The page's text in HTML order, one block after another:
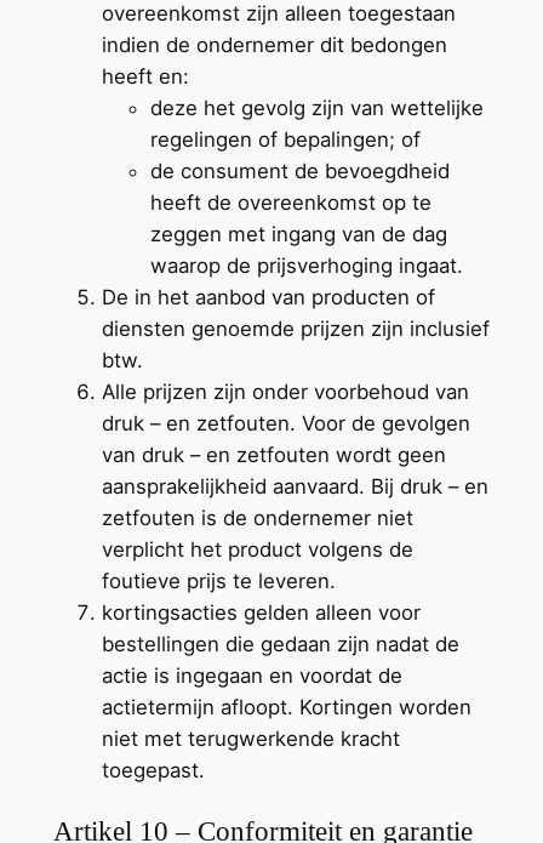
overeenkomst zijn alleen toegestaan
indien de ondernemer dit bedongen
heeft en:
deze het gevolg zijn van wettelijke
regelingen of bepalingen; of
de consument de bevoegdheid
heeft de overeenkomst op te
zeggen met ingang van de dag
waarop de prijsverhoging ingaat.
De in het aanbod van producten of
diensten genoemde prijzen zijn inclusief
btw.
Alle prijzen zijn onder voorbehoud van
druk – en zetfouten. Voor de gevolgen
van druk – en zetfouten wordt geen
aansprakelijkheid aanvaard. Bij druk – en
zetfouten is de ondernemer niet
verplicht het product volgens de
foutieve prijs te leveren.
kortingsacties gelden alleen voor
bestellingen die gedaan zijn nadat de
actie is ingegaan en voordat de
actietermijn afloopt. Kortingen worden
niet met terugwerkende kracht
toegepast.
Artikel 10 – Conformiteit en garantie